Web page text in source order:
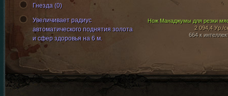
Нож Манаджумы для резки
2 094,4 Ур./
664 к
Гнезда (0)
Увеличивает радиус
автоматического поднятия золота
и сфер здоровья на 6 м.